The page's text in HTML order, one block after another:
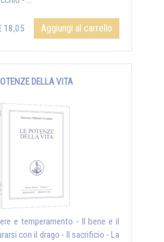
18,05 Aggiungi al carrello
DELLA VITA
e temperamento - Il bene e il
con il drago - Il sacrificio - La